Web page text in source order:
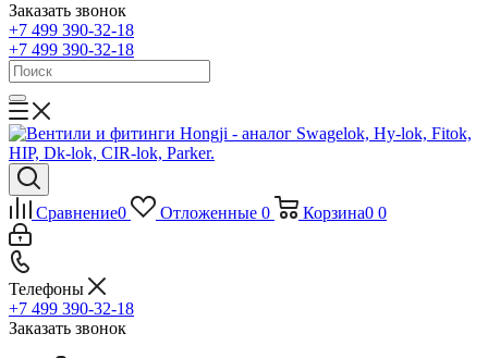
Заказать звонок
+7 499 390-32-18
+7 499 390-32-18
Сравнение0 Отложенные 0 Корзина0 0
Телефоны
+7 499 390-32-18
Заказать звонок